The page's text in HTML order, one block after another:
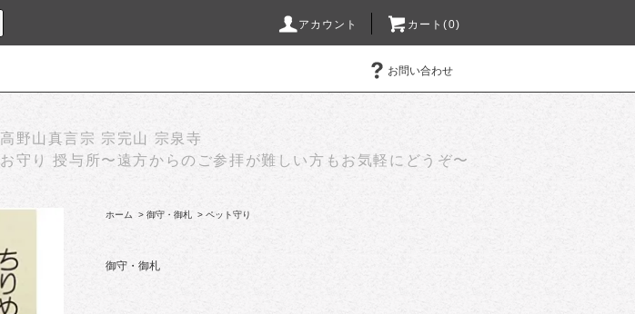
アカウント カート(0)
お問い合わせ
高野山真言宗 宗完山 宗泉寺
お守り 授与所〜遠方からのご参拝が難しい方もお気軽にどうぞ〜
ホーム > 御守・御札 > ペット守り
御守・御札